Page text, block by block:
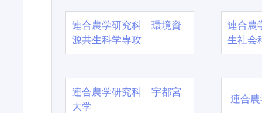
連合農学研究科 環境資
源共生科学専攻
連合農
生社会
連合農学研究科 宇都宮
大学
連合